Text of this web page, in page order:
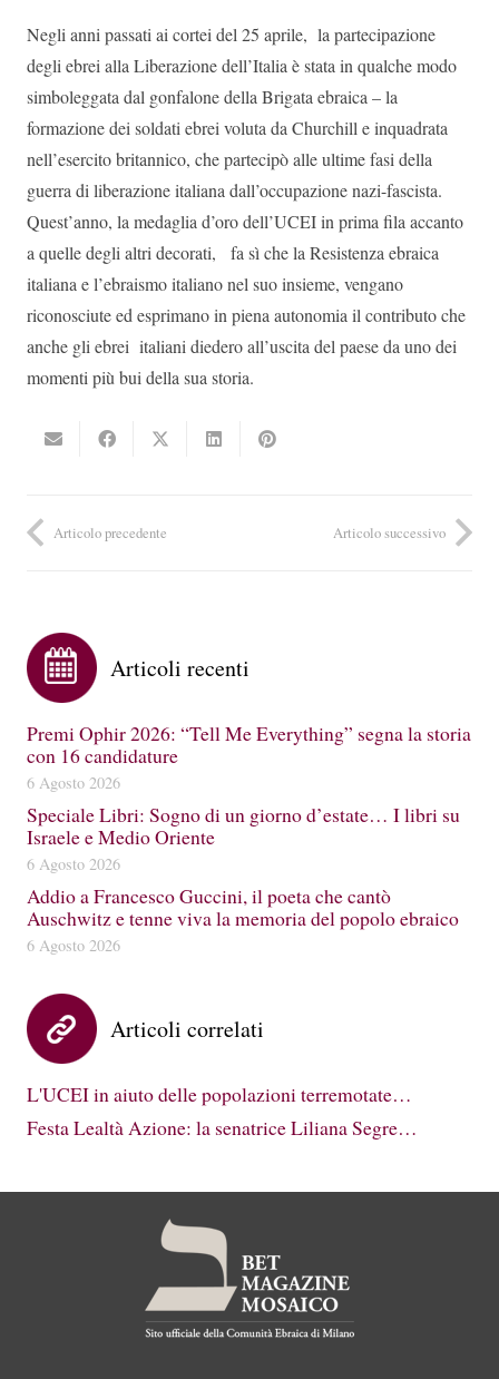
Negli anni passati ai cortei del 25 aprile, la partecipazione
degli ebrei alla Liberazione dell’Italia è stata in qualche modo
simboleggata dal gonfalone della Brigata ebraica – la
formazione dei soldati ebrei voluta da Churchill e inquadrata
nell’esercito britannico, che partecipò alle ultime fasi della
guerra di liberazione italiana dall’occupazione nazi-fascista.
Quest’anno, la medaglia d’oro dell’UCEI in prima fila accanto
a quelle degli altri decorati, fa sì che la Resistenza ebraica
italiana e l’ebraismo italiano nel suo insieme, vengano
riconosciute ed esprimano in piena autonomia il contributo che
anche gli ebrei italiani diedero all’uscita del paese da uno dei
momenti più bui della sua storia.
Articolo precedente Articolo successivo
Articoli recenti
Premi Ophir 2026: “Tell Me Everything” segna la storia
con 16 candidature
6 Agosto 2026
Speciale Libri: Sogno di un giorno d’estate… I libri su
Israele e Medio Oriente
6 Agosto 2026
Addio a Francesco Guccini, il poeta che cantò
Auschwitz e tenne viva la memoria del popolo ebraico
6 Agosto 2026
Articoli correlati
L'UCEI in aiuto delle popolazioni terremotate…
Festa Lealtà Azione: la senatrice Liliana Segre…